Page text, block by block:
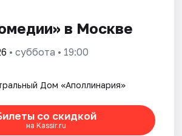
в Москве
• суббота • 19:00
Дом «Аполлинария»
со скидкой
на Kassir.ru